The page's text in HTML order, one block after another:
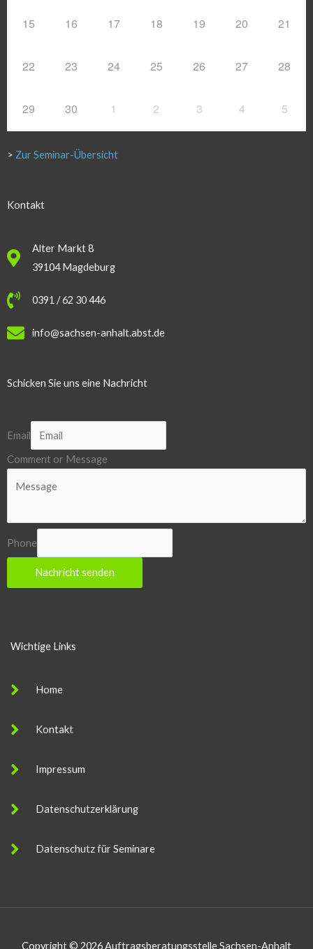
15 16 17 18 19 20 21
22 23 24 25 26 27 28
29 30 1 2 3 4 5
> Zur Seminar-Übersicht
Kontakt
Alter Markt 8
39104 Magdeburg
0391 / 62 30 446
info@sachsen-anhalt.abst.de
Schicken Sie uns eine Nachricht
Email
Comment or Message
Phone
Nachricht senden
Wichtige Links
Home
Kontakt
Impressum
Datenschutzerklärung
Datenschutz für Seminare
Copyright © 2026 Auftragsberatungsstelle Sachsen-Anhalt